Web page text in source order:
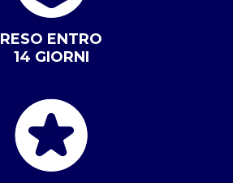
RESO ENTRO
14 GIORNI